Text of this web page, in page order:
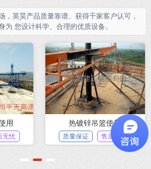
，英昊产品质量靠谱、获得千家客户认可，
为 您设计科学、合理的优质设备。
用
无忧
热镀锌吊篮使用
质量保证 售后无忧
1 2 3